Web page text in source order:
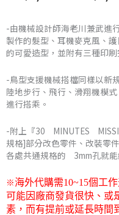
-由機械設計師海老川兼武進
製作的髮型、耳機麥克風、
的可愛造型，並附有三種印
-鳥型支援機械搭檔同樣以新
陸地步行、飛行、滑翔機模
進行搭乘。
-附上『30 MINUTES
規格]部分改色零件、改裝零
各處共通規格的 3mm孔就能
※海外代購需10~15個工
可能因廠商發貨很快、或
素，而有提前或延長時間